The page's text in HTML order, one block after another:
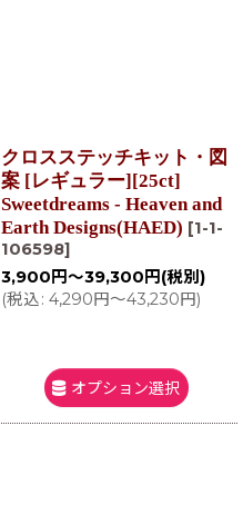
クロスステッチキット・図
案 [レギュラー][25ct]
Sweetdreams - Heaven and
Earth Designs(HAED) [1-1-
106598]
3,900 円～39,300 円 (税別)
(税込: 4,290円～43,230円)
オプション選択